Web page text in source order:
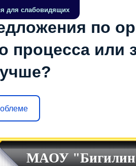
для слабовидящих
по
процесса или
МАОУ